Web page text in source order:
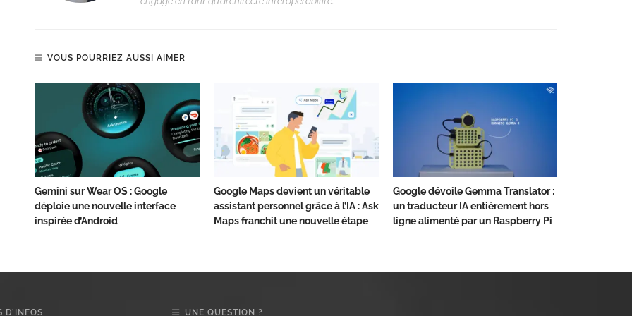
VOUS POURRIEZ AUSSI AIMER
Gemini sur Wear OS : Google
déploie une nouvelle interface
inspirée d’Android
Google Maps devient un véritable
assistant personnel grâce à l’IA : Ask
Maps franchit une nouvelle étape
Google dévoile Gemma Translator :
un traducteur IA entièrement hors
ligne alimenté par un Raspberry Pi
D’INFOS UNE QUESTION ?